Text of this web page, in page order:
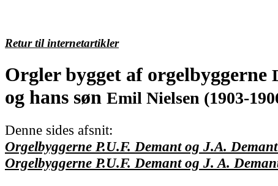
Retur til internetartikler
Orgler bygget af orgelbyggerne
og hans søn Emil Nielsen (1903-
Denne sides afsnit:
Orgelbyggerne P.U.F. Demant og J.A.
Orgelbyggerne P.U.F. Demant og J. A.